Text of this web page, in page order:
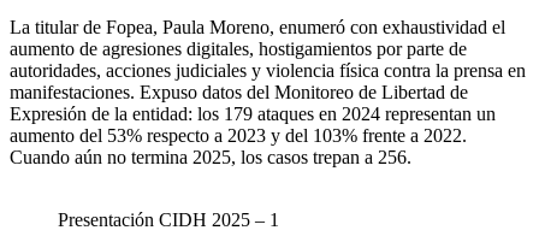
La titular de Fopea, Paula Moreno, enumeró con exhaustividad el
aumento de agresiones digitales, hostigamientos por parte de
autoridades, acciones judiciales y violencia física contra la prensa en
manifestaciones. Expuso datos del Monitoreo de Libertad de
Expresión de la entidad: los 179 ataques en 2024 representan un
aumento del 53% respecto a 2023 y del 103% frente a 2022.
Cuando aún no termina 2025, los casos trepan a 256.
Presentación CIDH 2025 – 1